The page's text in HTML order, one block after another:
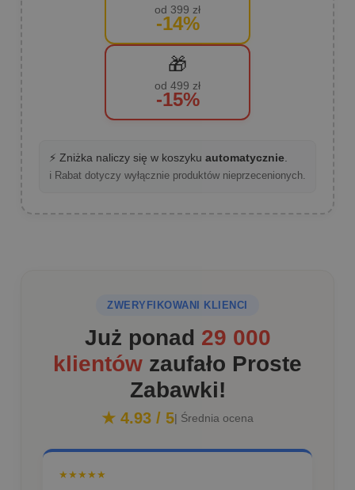
od 399 zł
-14%
🎁
od 499 zł
-15%
⚡ Zniżka naliczy się w koszyku automatycznie
ℹ️ Rabat dotyczy wyłącznie produktów nieprzecenionych.
ZWERYFIKOWANI KLIENCI
Już ponad 29 000
klientów zaufało Proste
Zabawki!
★ 4.93 / 5| Średnia ocena
★★★★★